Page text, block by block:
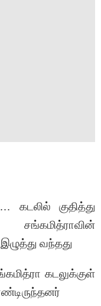
கடலில் குதித்து
வந்தது
கடலுக்குள்